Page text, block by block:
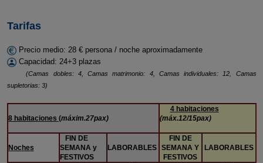
Tarifas
Precio medio: 28 € persona / noche aproximadamente
Capacidad: 24+3 plazas
(Camas dobles: 4, Camas matrimonio: 4, Camas individuales: 12, Camas
supletorias: 3)
8 habitaciones (máxim.27pax)
4 habitaciones
(máx.12/15pax)
Noches
FIN DE
SEMANA y
FESTIVOS
LABORABLES
FIN DE
SEMANA Y
FESTIVOS
LABORABLES